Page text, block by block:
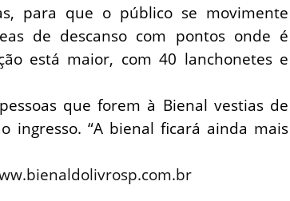
para que o público se movimente
de descanso com pontos onde é
está maior, com 40 lanchonetes e
que forem à Bienal vestias de
ingresso. “A bienal ficará ainda mais